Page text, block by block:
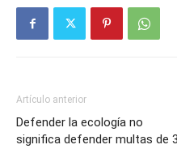
Artículo anterior
Defender la ecología no
significa defender multas de 3